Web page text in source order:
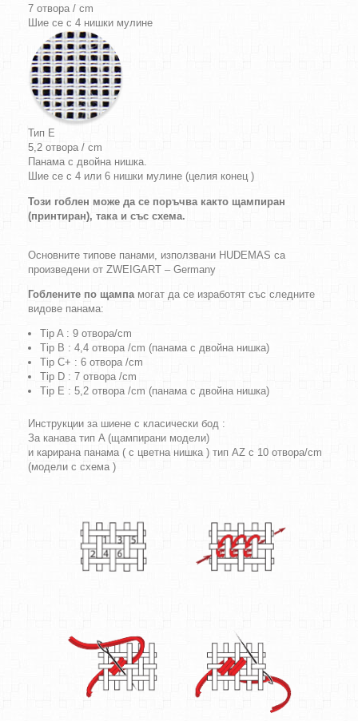
7 отвора / cm
Шие се с 4 нишки мулине
Тип E
5,2 отвора / cm
Панама с двойна нишка.
Шие се с 4 или 6 нишки мулине (целия конец )
Този гоблен може да се поръчва както щампиран
(принтиран), така и със схема.
Основните типове панами, използвани HUDEMAS са
произведени от ZWEIGART – Germany
Гоблените по щампамогат да се изработят със следните
видове панама:
Tip A : 9 отвора/cm
Tip B : 4,4 отвора /cm (панама с двойна нишка)
Tip C+ : 6 отвора /cm
Tip D : 7 отвора /cm
Tip E : 5,2 отвора /cm (панама с двойна нишка)
Инструкции за шиене с класически бод :
За канава тип A (щампирани модели)
и карирана панама ( с цветна нишка ) тип AZ с 10 отвора/cm
(модели с схема )